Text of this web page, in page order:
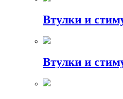
Втулки и
Втулки и